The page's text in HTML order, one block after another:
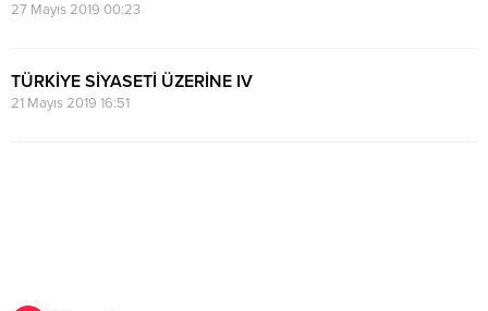
27 Mayıs 2019 00:23
TÜRKİYE SİYASETİ ÜZERİNE IV
21 Mayıs 2019 16:51